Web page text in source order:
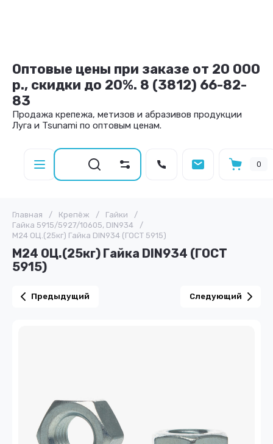
Оптовые цены при заказе от 20 000
р., скидки до 20%. 8 (3812) 66-82-
83
Продажа крепежа, метизов и абразивов продукции
Луга и Tsunami по оптовым ценам.
0
Главная / Крепёж / Гайки
/
Гайка 5915/5927/10605, DIN934
/
М24 ОЦ.(25кг) Гайка DIN934 (ГОСТ 5915)
М24 ОЦ.(25кг) Гайка DIN934 (ГОСТ
5915)
Предыдущий Следующий